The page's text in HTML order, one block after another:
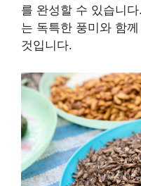
를 완성할 수 있습니
는 독특한 풍미와 함
것입니다.